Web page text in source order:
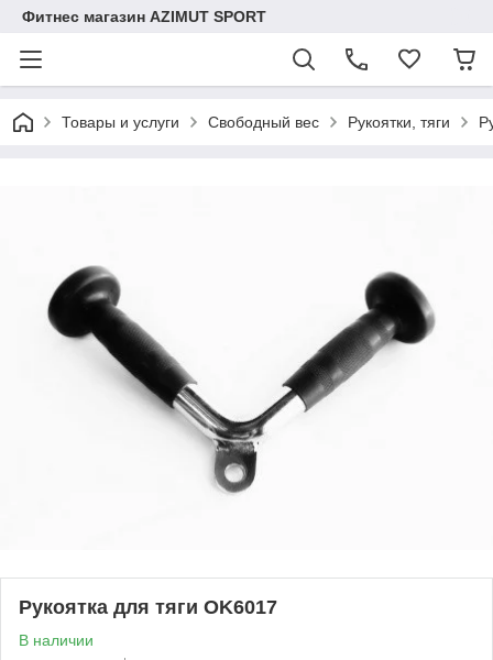
Фитнес магазин AZIMUT SPORT
Товары и услуги Свободный вес Рукоятки, тяги
Рукоятка для тяги OK6017
В наличии